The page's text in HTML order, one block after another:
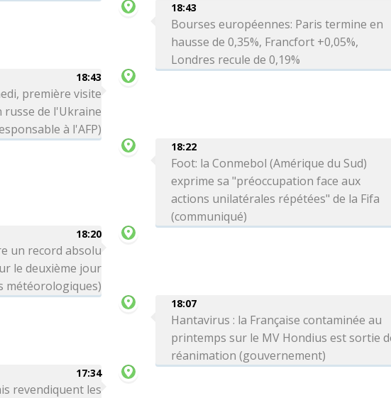
18:43
Bourses européennes: Paris termine en
hausse de 0,35%, Francfort +0,05%,
Londres recule de 0,19%
18:43
première visite
russe de l'Ukraine
à l'AFP)
18:22
Foot: la Conmebol (Amérique du Sud)
exprime sa "préoccupation face aux
actions unilatérales répétées" de la Fifa
(communiqué)
18:20
un record absolu
le deuxième jour
météorologiques)
18:07
Hantavirus : la Française contaminée au
printemps sur le MV Hondius est sortie
réanimation (gouvernement)
17:34
revendiquent les